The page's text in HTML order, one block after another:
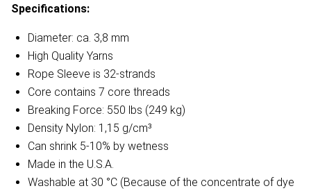
Specifications:
Diameter: ca. 3,8 mm
High Quality Yarns
Rope Sleeve is 32-strands
Core contains 7 core threads
Breaking Force: 550 lbs (249 kg)
Density Nylon: 1,15 g/cm³
Can shrink 5-10% by wetness
Made in the U.S.A.
Washable at 30 °C (Because of the concentrate of dye